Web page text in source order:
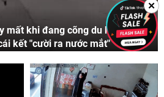
mất khi đang cõng du khách
kết "cười ra nước mắt"
✕